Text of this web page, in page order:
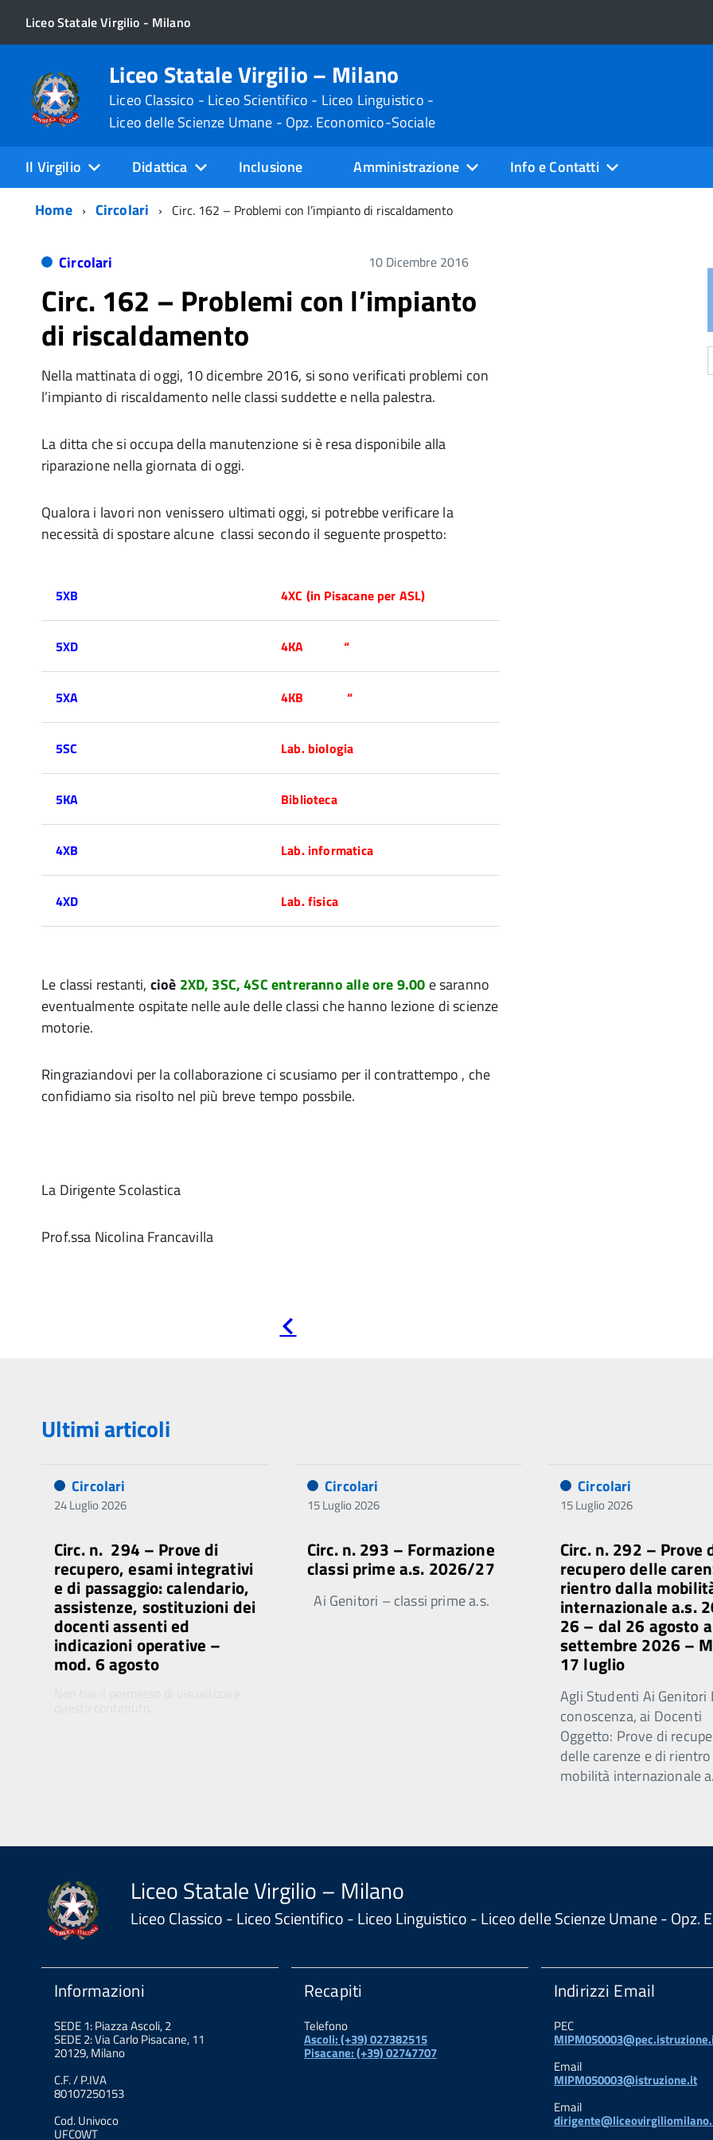
Liceo Statale Virgilio - Milano
Liceo Statale Virgilio – Milano
Liceo Classico - Liceo Scientifico - Liceo Linguistico -
Liceo delle Scienze Umane - Opz. Economico-Sociale
Il Virgilio Didattica Inclusione Amministrazione
Info e Contatti
Home
Circolari Circ. 162 – Problemi con l’impianto di riscaldamento
Circolari 10 Dicembre 2016
Circ. 162 – Problemi con l’impianto
di riscaldamento
Nella mattinata di oggi, 10 dicembre 2016, si sono verificati problemi con
l’impianto di riscaldamento nelle classi suddette e nella palestra.
La ditta che si occupa della manutenzione si è resa disponibile alla
riparazione nella giornata di oggi.
Qualora i lavori non venissero ultimati oggi, si potrebbe verificare la
necessità di spostare alcune classi secondo il seguente prospetto:
5XB 4XC (in Pisacane per ASL)
5XD 4KA “
5XA 4KB “
5SC Lab. biologia
5KA Biblioteca
4XB Lab. informatica
4XD Lab. fisica
Le classi restanti, cioè 2XD, 3SC, 4SC entreranno alle ore 9.00 e saranno
eventualmente ospitate nelle aule delle classi che hanno lezione di scienze
motorie.
Ringraziandovi per la collaborazione ci scusiamo per il contrattempo , che
confidiamo sia risolto nel più breve tempo possbile.
La Dirigente Scolastica
Prof.ssa Nicolina Francavilla
precedente
Ultimi articoli
Circolari
24 Luglio 2026
Circ. n. 294 – Prove di
recupero, esami integrativi
e di passaggio: calendario,
assistenze, sostituzioni dei
docenti assenti ed
indicazioni operative –
mod. 6 agosto
Circolari
15 Luglio 2026
Circ. n. 293 – Formazione
classi prime a.s. 2026/27
Ai Genitori – classi prime a.s.
Circolari
15 Luglio 2026
Circ. n. 292 – Prove
recupero delle
rientro dalla
internazionale a.s.
26 – dal 26 agosto
settembre 2026 –
17 luglio
Agli Studenti Ai Genitori
conoscenza, ai Docenti
Oggetto: Prove di
delle carenze e di
mobilità internazionale a.
Liceo Statale Virgilio – Milano
Liceo Classico - Liceo Scientifico - Liceo Linguistico - Liceo delle Scienze Umane - Opz.
Informazioni
SEDE 1: Piazza Ascoli, 2
SEDE 2: Via Carlo Pisacane, 11
20129, Milano
C.F. / P.IVA
80107250153
Cod. Univoco
UFC0WT
Recapiti
Telefono
Ascoli: (+39) 027382515
Pisacane: (+39) 02747707
Indirizzi Email
PEC
Email
MIPM050003@istruzione.it
Email